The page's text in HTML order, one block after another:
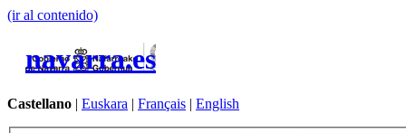
(ir al contenido)
navarra.es
Castellano | Euskara | Français | English